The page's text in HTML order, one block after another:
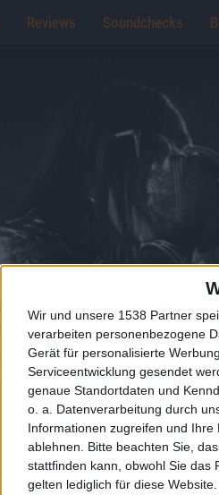
Wir und unsere 1538 Partner
verarbeiten personenbezogene
Gerät für personalisierte
Serviceentwicklung gesendet
genaue Standortdaten und
o. a. Datenverarbeitung durch
Informationen zugreifen und
ablehnen. Bitte beachten Sie,
stattfinden kann, obwohl Sie das
gelten lediglich für diese
Reviews Soundchecks